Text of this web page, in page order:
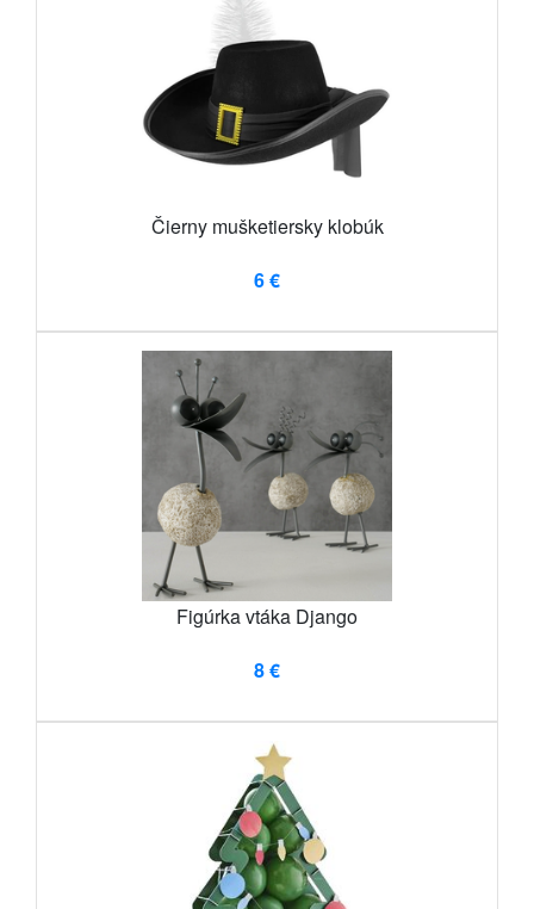
Čierny mušketiersky klobúk
6 €
Figúrka vtáka Django
8 €